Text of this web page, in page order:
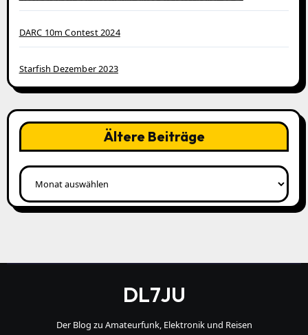
DARC 10m Contest 2024
Starfish Dezember 2023
Ältere Beiträge
Ältere
Beiträge
DL7JU
Der Blog zu Amateurfunk, Elektronik und Reisen